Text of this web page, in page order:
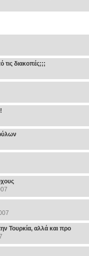
τις διακοπές;;;
Τουρκία, αλλά και προ